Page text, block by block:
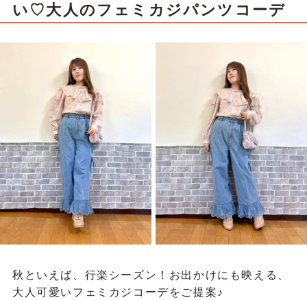
い♡大人のフェミカジパンツコーデ
秋といえば、行楽シーズン！お出かけにも映える、
大人可愛いフェミカジコーデをご提案♪